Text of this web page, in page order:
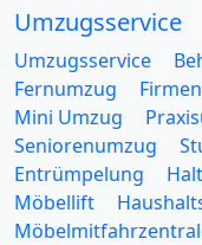
Umzugsservice
Umzugsservice
Fernumzug
Mini Umzug
Seniorenumzug
Entrümpelung
Möbellift